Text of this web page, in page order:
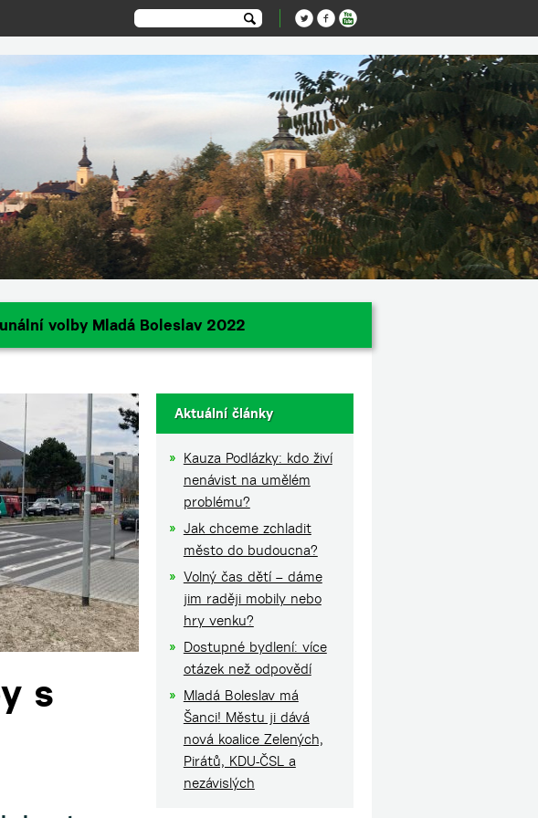
volby Mladá Boleslav 2022
s
Aktuální články
Kauza Podlázky: kdo živí
nenávist na umělém
problému?
Jak chceme zchladit
město do budoucna?
Volný čas dětí – dáme
jim raději mobily nebo
hry venku?
Dostupné bydlení: více
otázek než odpovědí
Mladá Boleslav má
Šanci! Městu ji dává
nová koalice Zelených,
Pirátů, KDU-ČSL a
nezávislých